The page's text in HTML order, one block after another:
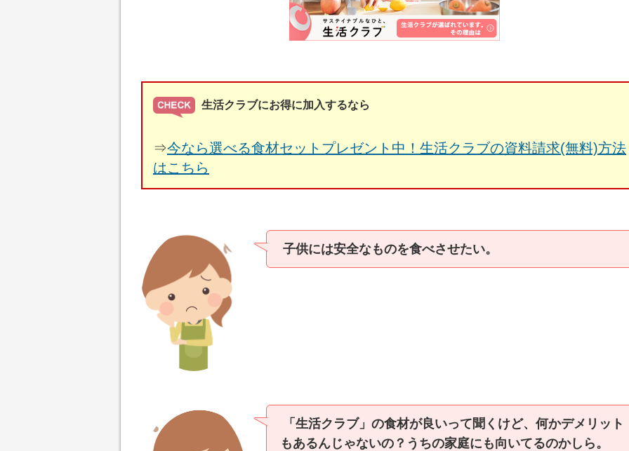
生活クラブにお得に加入するなら
⇒今なら選べる食材セットプレゼント中！生活クラブの資料請求(無料)方法
はこちら
子供には安全なものを食べさせたい。
「生活クラブ」の食材が良いって聞くけど、何かデメリット
もあるんじゃないの？うちの家庭にも向いてるのかしら。